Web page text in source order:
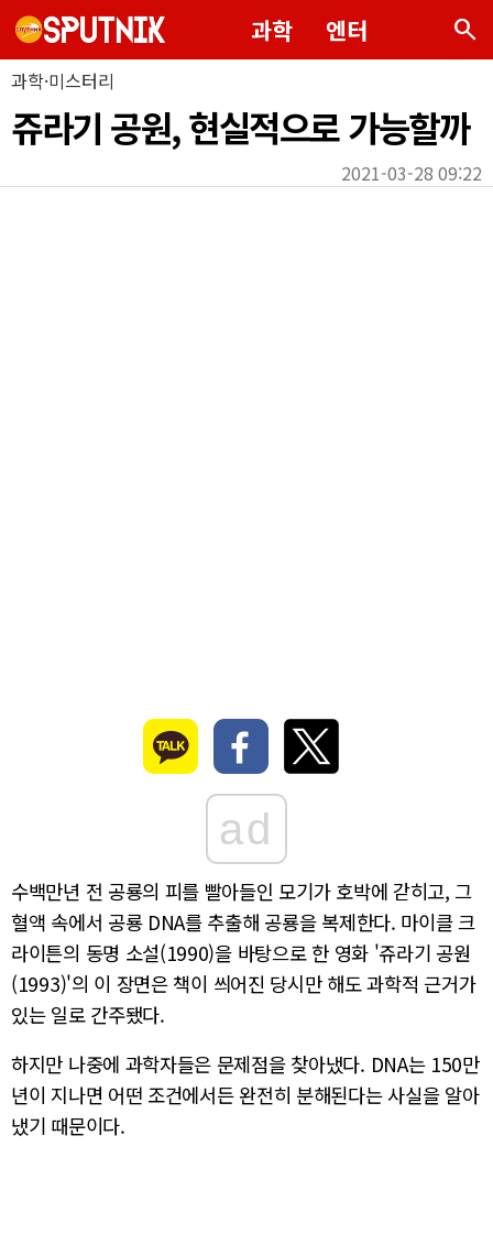
과학 엔터 search
과학·미스터리
쥬라기 공원, 현실적으로 가능할까
2021-03-28 09:22
ad
수백만년 전 공룡의 피를 빨아들인 모기가 호박에 갇히고, 그
혈액 속에서 공룡 DNA를 추출해 공룡을 복제한다. 마이클 크
라이튼의 동명 소설(1990)을 바탕으로 한 영화 '쥬라기 공원
(1993)'의 이 장면은 책이 씌어진 당시만 해도 과학적 근거가
있는 일로 간주됐다.
하지만 나중에 과학자들은 문제점을 찾아냈다. DNA는 150만
년이 지나면 어떤 조건에서든 완전히 분해된다는 사실을 알아
냈기 때문이다.